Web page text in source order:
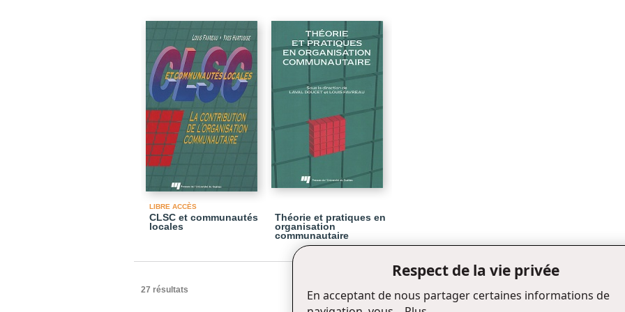
LIBRE ACCÈS
CLSC et communautés
locales
Théorie et pratiques en
organisation
communautaire
27 résultats
Respect de la vie privée
En acceptant de nous partager certaines informations de